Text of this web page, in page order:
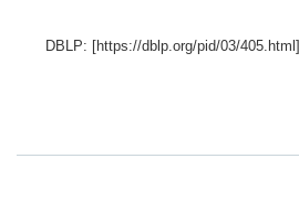
DBLP: [https://dblp.org/pid/03/405.html]